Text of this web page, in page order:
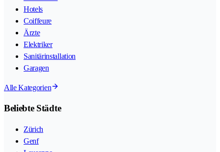
Hotels
Coiffeure
Ärzte
Elektriker
Sanitärinstallation
Garagen
Alle Kategorien
Beliebte Städte
Zürich
Genf